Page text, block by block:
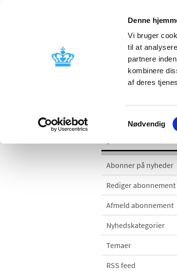
Denne
Vi bruger
til at
partnere
kombinere
af deres
Samtykkevalg
Nødvendig
Godkendelse og
Abonner på nyheder
Rediger abonnement
Afmeld abonnement
Nyhedskategorier
Temaer
RSS feed